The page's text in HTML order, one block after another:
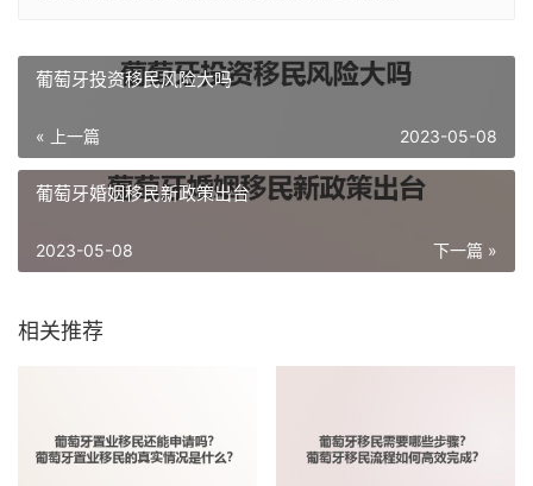
葡萄牙投资移民风险大吗
« 上一篇 2023-05-08
葡萄牙婚姻移民新政策出台
下一篇 »
2023-05-08
相关推荐